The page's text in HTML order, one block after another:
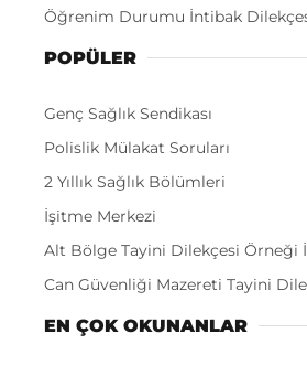
Öğrenim Durumu İntibak
POPÜLER
Genç Sağlık Sendikası
Polislik Mülakat Soruları
2 Yıllık Sağlık Bölümleri
İşitme Merkezi
Alt Bölge Tayini Dilekçesi Örneği
Can Güvenliği Mazereti Tayini
EN ÇOK OKUNANLAR